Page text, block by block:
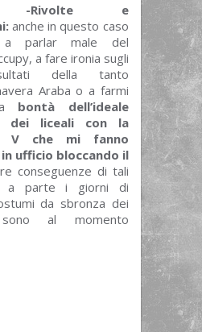
-Rivolte e
anche in questo caso
parlar male del
a fare ironia sugli
della tanto
Araba o a farmi
bontà dell’ideale
dei liceali con la
V che mi fanno
ufficio bloccando il
conseguenze di tali
a parte i giorni di
da sbronza dei
sono al momento